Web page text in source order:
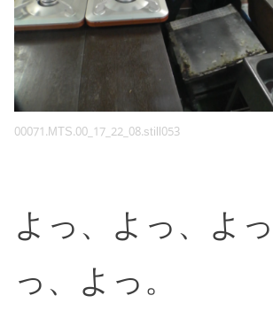
00071.MTS.00_17_22_08.still053
よっ、よっ、よ
っ、よっ。